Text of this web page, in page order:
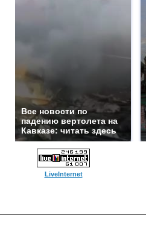
Все новости по
падению вертолета на
Кавказе: читать здесь
LiveInternet